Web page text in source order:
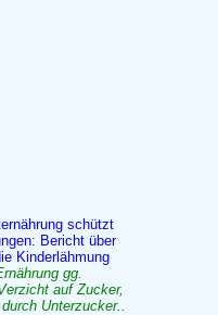
schützt
Bericht über
Kinderlähmung
gg.
auf Zucker,
Unterzucker..